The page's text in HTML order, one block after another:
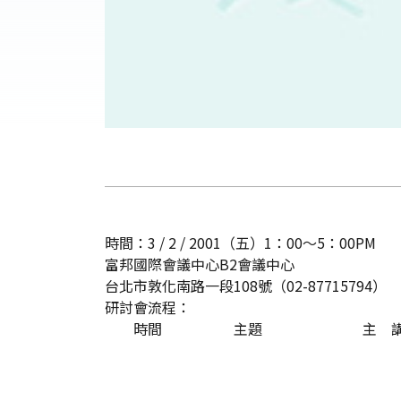
時間：3 / 2 / 2001（五）1：00～5：00PM
富邦國際會議中心B2會議中心
台北市敦化南路一段108號（02-87715794）
研討會流程：
時間 主題 主 講